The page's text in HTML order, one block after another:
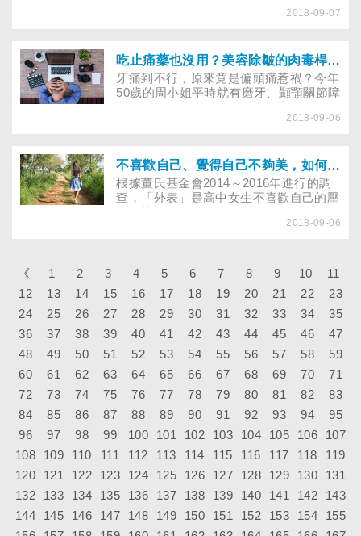
今，雖然天氣已漸漸轉晴，但災民們在經
期泡在髒水裡所產生的皮膚病及濕疹。不
想特地跑一趟醫院，中醫師提供幾招自救
小撇步，讓民眾在家簡單緩解災後痠痛症
候群！
2018-09-07
吃止痛藥也沒用？美容除皺的肉毒桿菌也能治療「偏頭痛」！
牙痛到不行，原來竟是偏頭痛惹禍？今年
50歲的周小姐平時就有磨牙、顳顎關節障
每天頭暈、頭痛，後來甚至蔓延到牙齒、
有緩解，吃止痛藥也無法改善，跑遍各種
科別求診後，才在去年確診是偏頭痛造
成，並透過注射肉毒桿菌才成功揮別惱人
的疼痛。
2018-09-06
不喜歡自己、覺得自己不夠美，如何重拾自信？
根據董氏基金會2014～2016年進行的調
查，「外表」是高中女生不喜歡自己的壓
就有1位不喜歡現在的自己。一旦缺乏自
自己的能力，因此，如何提升孩子的自信
2018-09-06
《 1 2 3 4 5 6 7 8 9 10
11
12
13 14 15 16 17 18 19 20 21 22
23
24
25 26 27 28 29 30 31 32 33 34
35
36
37 38 39 40 41 42 43 44 45 46
47
48
49 50 51 52 53 54 55 56 57 58
59
60
61 62 63 64 65 66 67 68 69 70
71
72
73 74 75 76 77 78 79 80 81 82
83
84
85 86 87 88 89 90 91 92 93 94
95
96
97 98 99 100 101 102 103 104 105 106
107
108
109 110 111 112 113 114 115 116 117 118
119
120
121 122 123 124 125 126 127 128 129 130
131
132
133 134 135 136 137 138 139 140 141 142
143
144
145 146 147 148 149 150 151 152 153 154
155